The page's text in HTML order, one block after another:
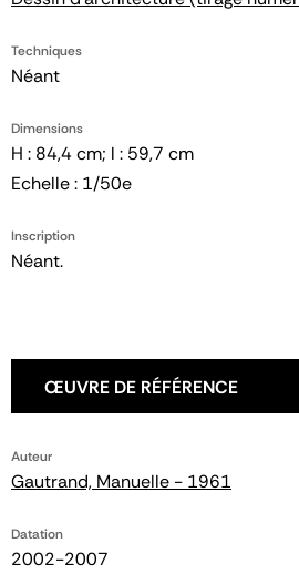
Techniques
Néant
Dimensions
H : 84,4 cm; l : 59,7 cm
Echelle : 1/50e
Inscription
Néant.
ŒUVRE DE RÉFÉRENCE
Auteur
Gautrand, Manuelle - 1961
Datation
2002-2007